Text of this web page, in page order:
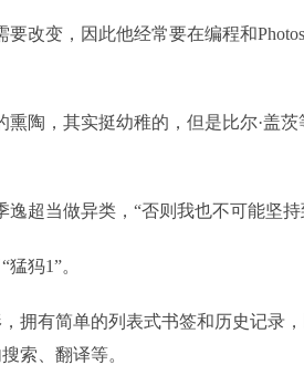
改变，因此他经常要在编程和
陶，其实挺幼稚的，但是比尔·盖茨
超当做异类，“否则我也不可能坚持
犸1”。
拥有简单的列表式书签和历史记录
索、翻译等。